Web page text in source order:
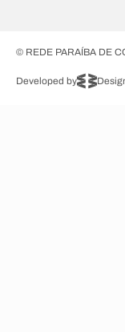
© REDE PARAÍBA DE
Developed by